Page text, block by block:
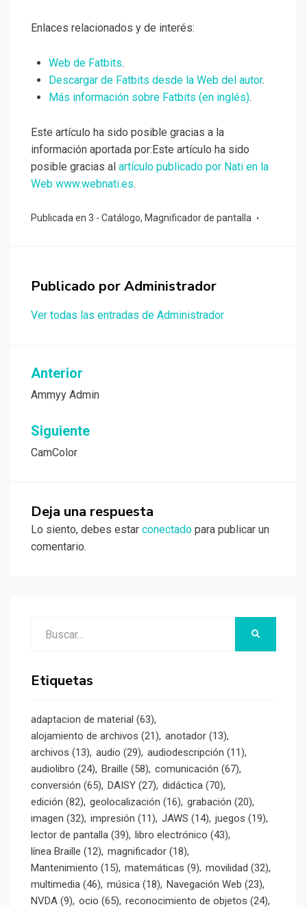
Enlaces relacionados y de interés:
Web de Fatbits.
Descargar de Fatbits desde la Web del autor.
Más información sobre Fatbits (en inglés).
Este artículo ha sido posible gracias a la
información aportada por:Este artículo ha sido
posible gracias al artículo publicado por Nati en la
Web www.webnati.es.
Publicada en 3 - Catálogo, Magnificador de pantalla
Publicado porAdministrador
Ver todas las entradas de Administrador
Navegación
de
entradas
Anterior
Ammyy Admin
Siguiente
CamColor
Deja una respuesta
Lo siento, debes estar conectado para publicar un
comentario.
Etiquetas
adaptacion de material (63)
alojamiento de archivos (21) anotador (13)
archivos (13) audio (29) audiodescripción (11)
audiolibro (24) Braille (58) comunicación (67)
conversión (65) DAISY (27) didáctica (70)
edición (82) geolocalización (16) grabación (20)
imagen (32) impresión (11) JAWS (14) juegos (19)
lector de pantalla (39) libro electrónico (43)
línea Braille (12) magnificador (18)
Mantenimiento (15) matemáticas (9) movilidad (32)
multimedia (46) música (18) Navegación Web (23)
NVDA (9) ocio (65) reconocimiento de objetos (24)